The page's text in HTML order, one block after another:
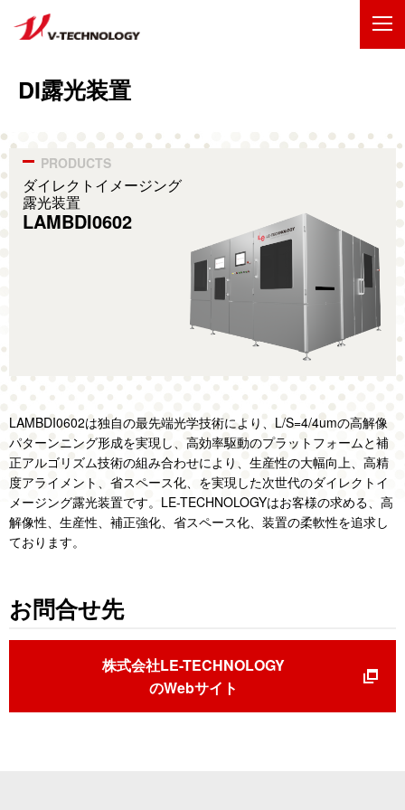
DI露光装置
ダイレクトイメージング
露光装置
LAMBDI0602
LAMBDI0602は独自の最先端光学技術により、L/S=4/4umの高解像
パターンニング形成を実現し、高効率駆動のプラットフォームと補
正アルゴリズム技術の組み合わせにより、生産性の大幅向上、高精
度アライメント、省スペース化、を実現した次世代のダイレクトイ
メージング露光装置です。LE-TECHNOLOGYはお客様の求める、高
解像性、生産性、補正強化、省スペース化、装置の柔軟性を追求し
ております。
お問合せ先
株式会社LE-TECHNOLOGY
のWebサイト
IR情報
採用情報